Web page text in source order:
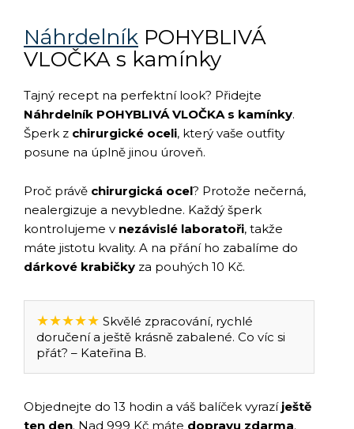
Náhrdelník POHYBLIVÁ
VLOČKA s kamínky
Tajný recept na perfektní look? Přidejte
Náhrdelník POHYBLIVÁ VLOČKA s kamínky.
Šperk z chirurgické oceli, který vaše outfity
posune na úplně jinou úroveň.
Proč právě chirurgická ocel? Protože nečerná,
nealergizuje a nevybledne. Každý šperk
kontrolujeme v nezávislé laboratoři, takže
máte jistotu kvality. A na přání ho zabalíme do
dárkové krabičky za pouhých 10 Kč.
★★★★★ Skvělé zpracování, rychlé
doručení a ještě krásně zabalené. Co víc si
přát? – Kateřina B.
Objednejte do 13 hodin a váš balíček vyrazí ještě
ten den. Nad 999 Kč máte dopravu zdarma.